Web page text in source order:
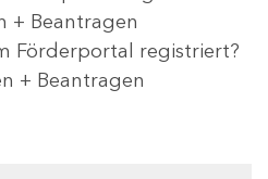
+ Beantragen
Förderportal registriert?
+ Beantragen